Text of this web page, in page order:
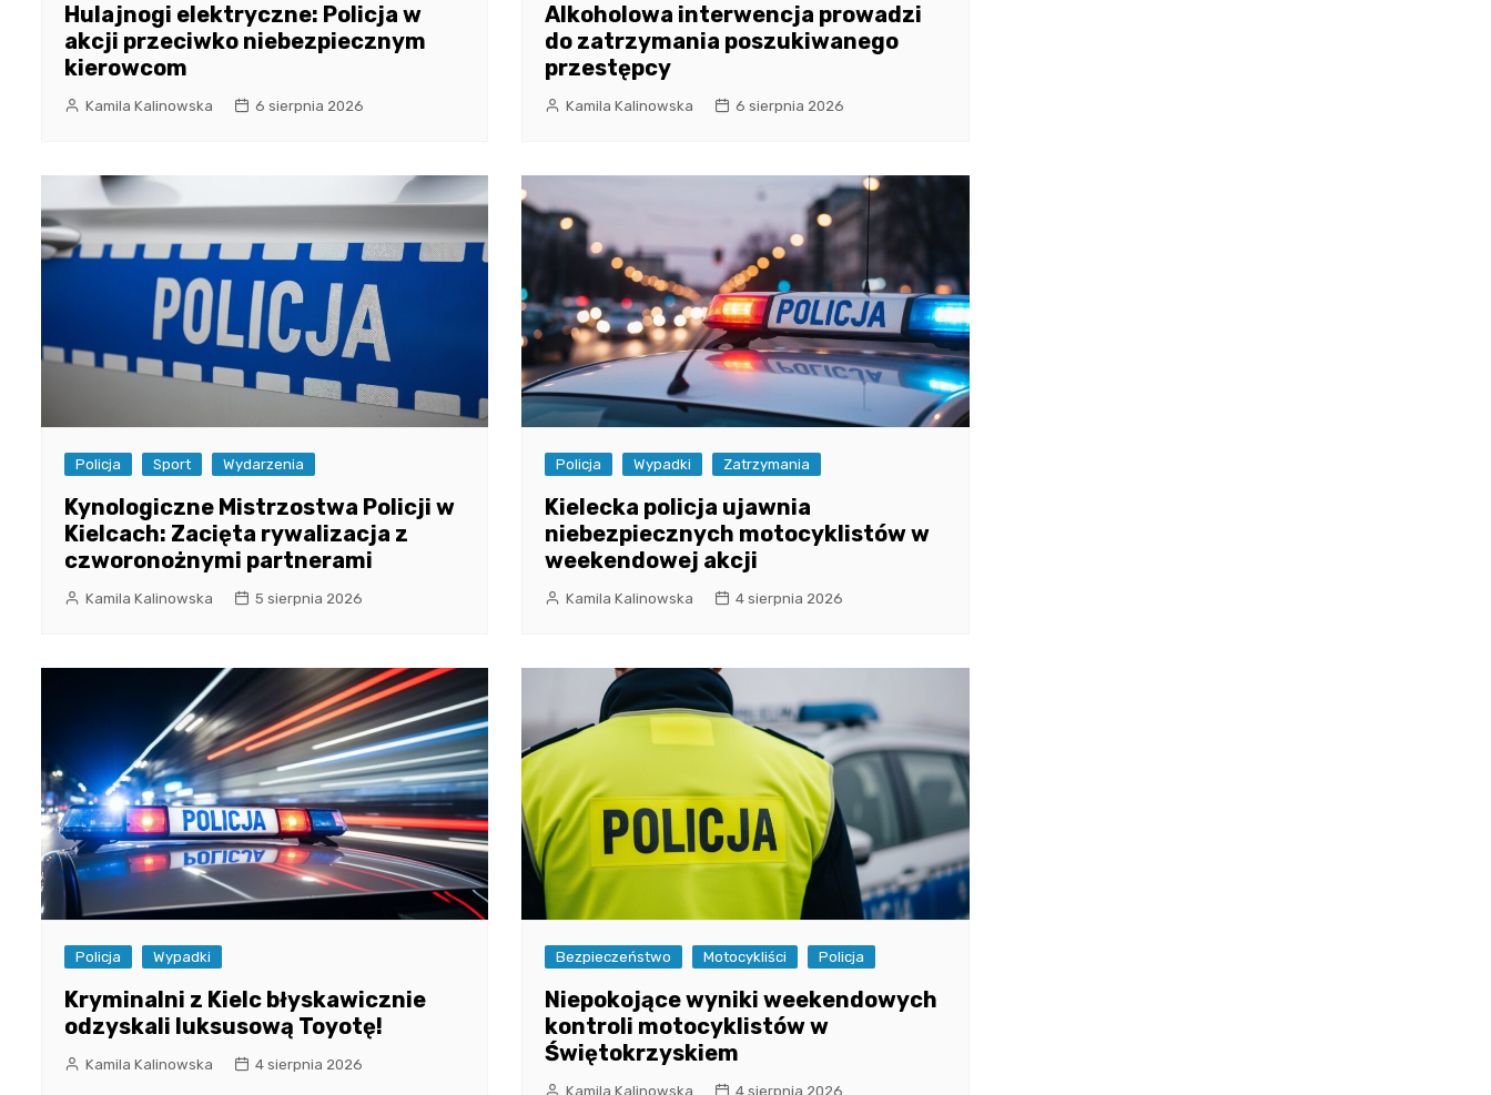
Hulajnogi elektryczne: Policja w
akcji przeciwko niebezpiecznym
kierowcom
Kamila Kalinowska 6 sierpnia 2026
Alkoholowa interwencja prowadzi
do zatrzymania poszukiwanego
przestępcy
Kamila Kalinowska 6 sierpnia 2026
Policja Sport Wydarzenia
Kynologiczne Mistrzostwa Policji w
Kielcach: Zacięta rywalizacja z
czworonożnymi partnerami
Kamila Kalinowska 5 sierpnia 2026
Policja Wypadki Zatrzymania
Kielecka policja ujawnia
niebezpiecznych motocyklistów w
weekendowej akcji
Kamila Kalinowska 4 sierpnia 2026
Policja Wypadki
Kryminalni z Kielc błyskawicznie
odzyskali luksusową Toyotę!
Kamila Kalinowska 4 sierpnia 2026
Bezpieczeństwo Motocykliści Policja
Niepokojące wyniki weekendowych
kontroli motocyklistów w
Świętokrzyskiem
Kamila Kalinowska 4 sierpnia 2026